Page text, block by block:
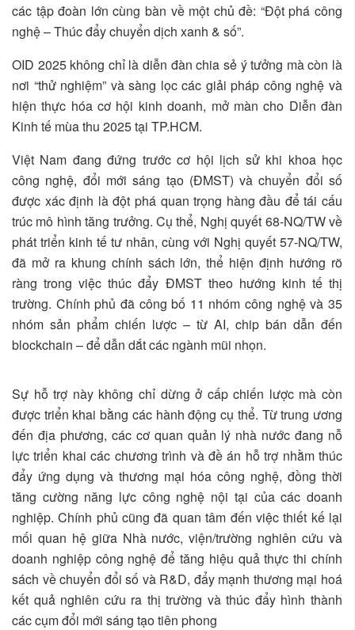
các tập đoàn lớn cùng bàn về một chủ đề: “Đột phá công
nghệ – Thúc đẩy chuyển dịch xanh & số”.
OID 2025 không chỉ là diễn đàn chia sẻ ý tưởng mà còn là
nơi “thử nghiệm” và sàng lọc các giải pháp công nghệ và
hiện thực hóa cơ hội kinh doanh, mở màn cho Diễn đàn
Kinh tế mùa thu 2025 tại TP.HCM.
Việt Nam đang đứng trước cơ hội lịch sử khi khoa học
công nghệ, đổi mới sáng tạo (ĐMST) và chuyển đổi số
được xác định là đột phá quan trọng hàng đầu để tái cấu
trúc mô hình tăng trưởng. Cụ thể, Nghị quyết 68-NQ/TW về
phát triển kinh tế tư nhân, cùng với Nghị quyết 57-NQ/TW,
đã mở ra khung chính sách lớn, thể hiện định hướng rõ
ràng trong việc thúc đẩy ĐMST theo hướng kinh tế thị
trường. Chính phủ đã công bố 11 nhóm công nghệ và 35
nhóm sản phẩm chiến lược – từ AI, chip bán dẫn đến
blockchain – để dẫn dắt các ngành mũi nhọn.
Sự hỗ trợ này không chỉ dừng ở cấp chiến lược mà còn
được triển khai bằng các hành động cụ thể. Từ trung ương
đến địa phương, các cơ quan quản lý nhà nước đang nỗ
lực triển khai các chương trình và đề án hỗ trợ nhằm thúc
đẩy ứng dụng và thương mại hóa công nghệ, đồng thời
tăng cường năng lực công nghệ nội tại của các doanh
nghiệp. Chính phủ cũng đã quan tâm đến việc thiết kế lại
mối quan hệ giữa Nhà nước, viện/trường nghiên cứu và
doanh nghiệp công nghệ để tăng hiệu quả thực thi chính
sách về chuyển đổi số và R&D, đẩy mạnh thương mại hoá
kết quả nghiên cứu ra thị trường và thúc đẩy hình thành
các cụm đổi mới sáng tạo tiên phong